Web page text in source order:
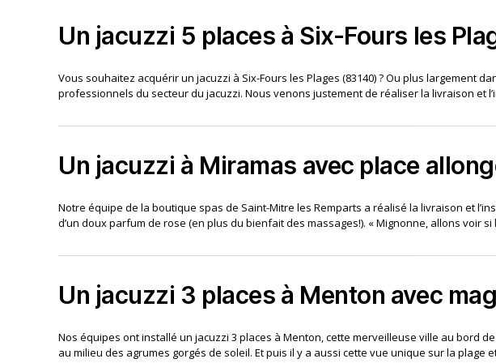
Un jacuzzi 5 places à Six-Fours les
Vous souhaitez acquérir un jacuzzi à Six-Fours les Plages (83140) ? Ou plus largement
professionnels du secteur du jacuzzi. Nous venons justement de réaliser la livraison et
Un jacuzzi à Miramas avec place
Notre équipe de la boutique spas de Saint-Mitre les Remparts a réalisé la livraison et
d’un doux parfum de rose (en plus du bienfait des massages!). « Mignonne, allons voir
Un jacuzzi 3 places à Menton avec
Nos équipes ont installé un jacuzzi 3 places à Menton, cette merveilleuse ville au bord
au milieu des agrumes gorgés de soleil. Et puis il y a aussi cette vue unique sur la plage